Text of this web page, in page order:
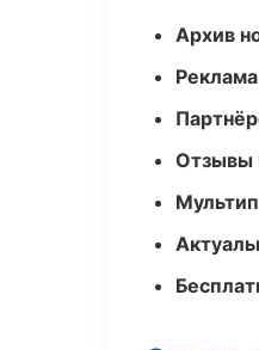
Архив
Отзывы